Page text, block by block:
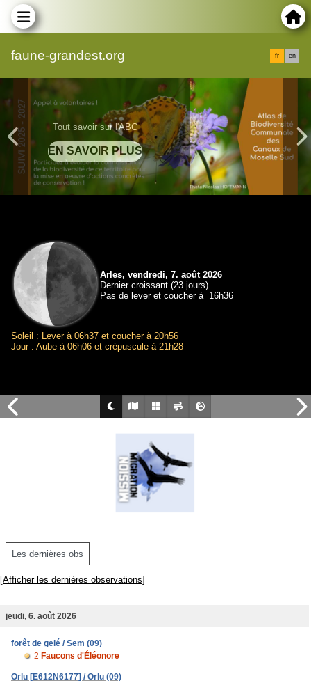
faune-grandest.org fr en
Comment participer ?
Arles, vendredi, 7. août 2026
Dernier croissant (23 jours)
Pas de lever et coucher à 16h36
Soleil : Lever à 06h37 et coucher à 20h56
Jour : Aube à 06h06 et crépuscule à 21h28
Les dernières obs
[Afficher les dernières observations]
jeudi, 6. août 2026
forêt de gelé / Sem (09)
2 Faucons d'Éléonore
Orlu [E612N6177] / Orlu (09)